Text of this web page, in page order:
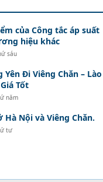
của Công tắc áp suất
hiệu khác
sáu
Đi Viêng Chăn – Lào
Tốt
năm
Nội và Viêng Chăn.
tư